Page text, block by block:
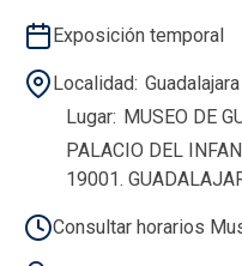
Exposición temporal
Localidad
Lugar MUSEO DE
PALACIO DEL
19001.
Consultar horarios